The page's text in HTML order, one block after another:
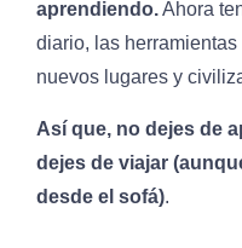
aprendiendo.Ahora
diario, las
nuevos lugares y
Así que, no dejes de
dejes de viajar
desde el sofá).